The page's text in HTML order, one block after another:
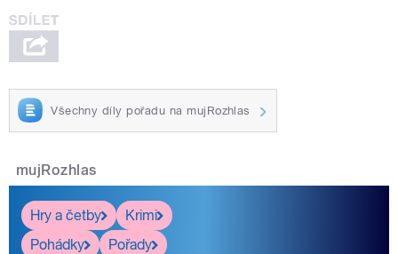
Všechny díly pořadu na mujRozhlas
mujRozhlas
Hry a četby
Krimi
Pohádky
Pořady